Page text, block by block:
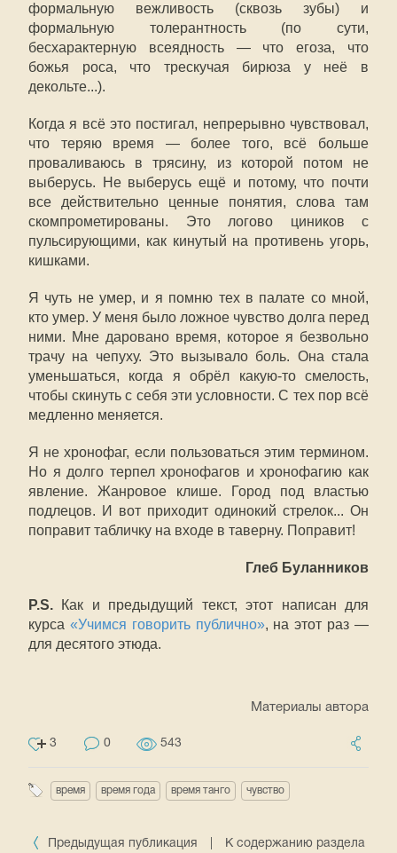
формальную вежливость (сквозь зубы) и
формальную толерантность (по сути,
бесхарактерную всеядность — что егоза, что
божья роса, что трескучая бирюза у неё в
декольте...).
Когда я всё это постигал, непрерывно чувствовал,
что теряю время — более того, всё больше
проваливаюсь в трясину, из которой потом не
выберусь. Не выберусь ещё и потому, что почти
все действительно ценные понятия, слова там
скомпрометированы. Это логово циников с
пульсирующими, как кинутый на противень угорь,
кишками.
Я чуть не умер, и я помню тех в палате со мной,
кто умер. У меня было ложное чувство долга перед
ними. Мне даровано время, которое я безвольно
трачу на чепуху. Это вызывало боль. Она стала
уменьшаться, когда я обрёл какую-то смелость,
чтобы скинуть с себя эти условности. С тех пор всё
медленно меняется.
Я не хронофаг, если пользоваться этим термином.
Но я долго терпел хронофагов и хронофагию как
явление. Жанровое клише. Город под властью
подлецов. И вот приходит одинокий стрелок... Он
поправит табличку на входе в таверну. Поправит!
Глеб Буланников
P.S. Как и предыдущий текст, этот написан для
курса «Учимся говорить публично», на этот раз —
для десятого этюда.
Материалы автора
3 0 543
время время года время танго чувство
Предыдущая публикация
К содержанию раздела